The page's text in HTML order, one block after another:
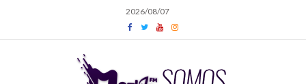
content
2026/08/07